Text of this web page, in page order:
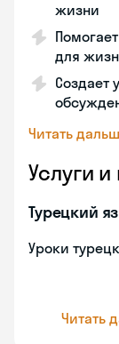
жизни
для
Создает
Читать
Услуги
Турецкий
Уроки
Читать